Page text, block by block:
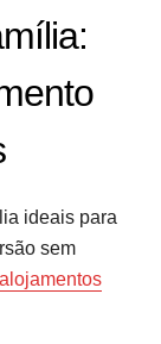
ideais para
sem
alojamentos